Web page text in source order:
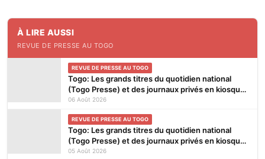
À LIRE AUSSI
REVUE DE PRESSE AU TOGO
REVUE DE PRESSE AU TOGO
Togo: Les grands titres du quotidien national
(Togo Presse) et des journaux privés en kiosques
ce jeudi 6 Août 2026
06 Août 2026
REVUE DE PRESSE AU TOGO
Togo: Les grands titres du quotidien national
(Togo Presse) et des journaux privés en kiosques
ce mercredi 5 Août 2026
05 Août 2026